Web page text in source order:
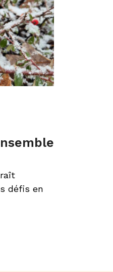
défis en